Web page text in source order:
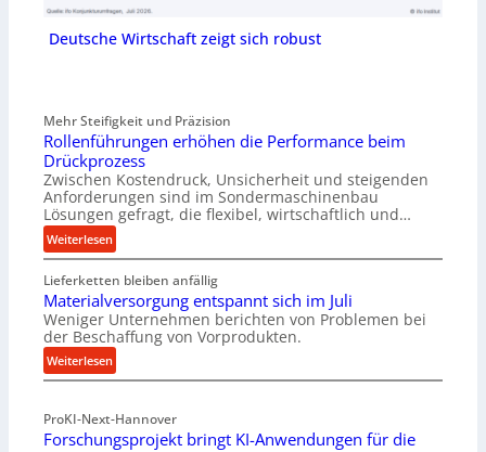
Deutsche Wirtschaft zeigt sich robust
Mehr Steifigkeit und Präzision
Rollenführungen erhöhen die Performance beim
Drückprozess
Zwischen Kostendruck, Unsicherheit und steigenden
Anforderungen sind im Sondermaschinenbau
Lösungen gefragt, die flexibel, wirtschaftlich und…
Weiterlesen:
R
o
l
l
e
n
f
h
r
Lieferketten bleiben anfällig
Materialversorgung entspannt sich im Juli
Weniger Unternehmen berichten von Problemen bei
der Beschaffung von Vorprodukten.
Weiterlesen:
M
t
e
ProKI-Next-Hannover
Forschungsprojekt bringt KI-Anwendungen für die